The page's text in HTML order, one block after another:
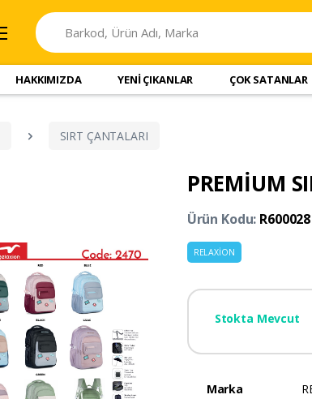
HAKKIMIZDA YENİ ÇIKANLAR ÇOK SATANLAR
SIRT ÇANTALARI
PREMİUM
Ürün Kodu: R600028
RELAXİON
Stokta Mevcut
Marka